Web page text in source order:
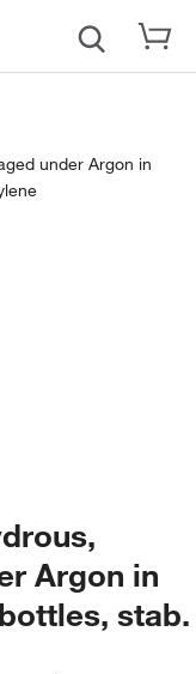
under Argon in
Argon in
stab.